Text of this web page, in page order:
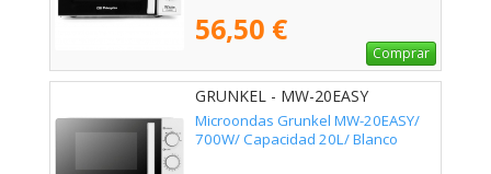
56,50 €
Comprar
GRUNKEL - MW-20EASY
Microondas Grunkel MW-20EASY/
700W/ Capacidad 20L/ Blanco